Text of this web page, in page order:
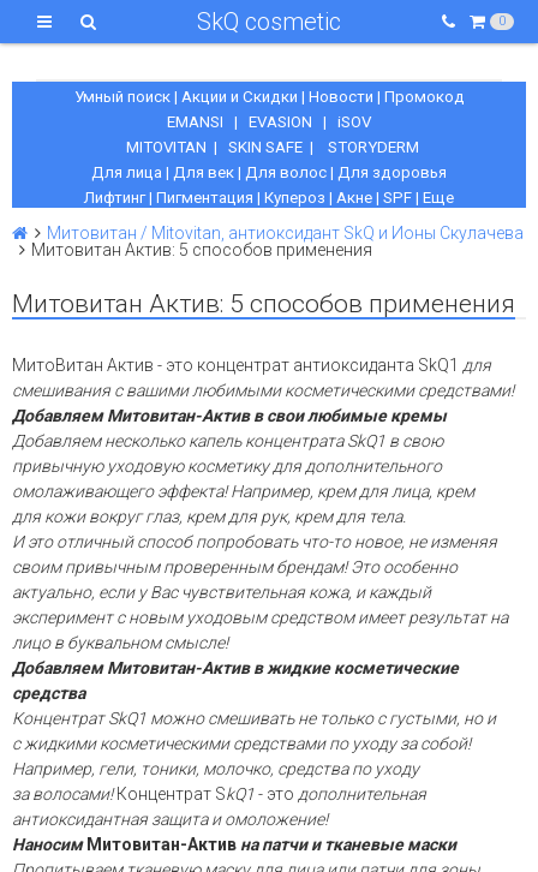
SkQ cosmetic 0
Умный поиск| Акции и Скидки | Новости | Промокод
EMANSI | EVASION | iSOV
MITOVITAN | SKIN SAFE | STORYDERM
Для лица | Для век | Для волос | Для здоровья
Лифтинг| Пигментация | Купероз | Акне | SPF | Еще
Митовитан / Mitovitan, антиоксидант SkQ и Ионы Скулачева
Митовитан Актив: 5 способов применения
Митовитан Актив: 5 способов применения
МитоВитан Актив - это концентрат антиоксиданта SkQ1 для
смешивания с вашими любимыми косметическими средствами!
Добавляем Митовитан-Актив в свои любимые кремы
Добавляем несколько капель концентрата SkQ1 в свою
привычную уходовую косметику для дополнительного
омолаживающего эффекта! Например, крем для лица, крем
для кожи вокруг глаз, крем для рук, крем для тела.
И это отличный способ попробовать что-то новое, не изменяя
своим привычным проверенным брендам! Это особенно
актуально, если у Вас чувствительная кожа, и каждый
эксперимент с новым уходовым средством имеет результат на
лицо в буквальном смысле!
Добавляем Митовитан-Актив в жидкие косметические
средства
Концентрат SkQ1 можно смешивать не только с густыми, но и
с жидкими косметическими средствами по уходу за собой!
Например, гели, тоники, молочко, средства по уходу
за волосами!Концентрат SkQ1- это дополнительная
антиоксидантная защита и омоложение!
НаносимМитовитан-Актив на патчи и тканевые маски